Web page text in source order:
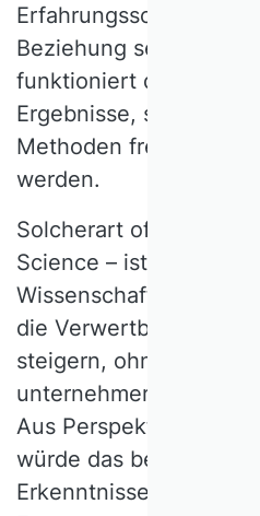
Erfahrungsschatz
Beziehung setzen. Am
funktioniert das, wenn
Ergebnisse, sondern
Methoden frei im Netz
werden.
Solcherart offene
Science – ist deshalb
Wissenschaftlerinnen
die Verwertbarkeit ihrer
steigern, ohne deshalb
unternehmerisch tätig
Aus Perspektive der
würde das bedeuten,
Erkenntnisse zu